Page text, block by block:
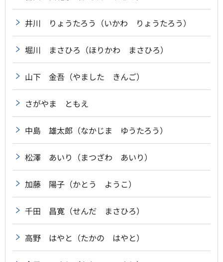
井川 りょうたろう（いかわ りょうたろう）
堀川 まさひろ（ほりかわ まさひろ）
山下 金吾（やました きんご）
さがやま ともえ
中島 雄太郎（なかじま ゆうたろう）
松澤 あいり（まつざわ あいり）
加藤 陽子（かとう ようこ）
千田 昌寛（せんだ まさひろ）
高野 はやと（たかの はやと）